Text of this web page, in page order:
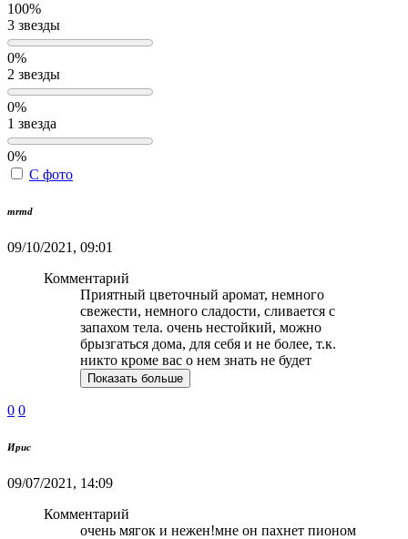
100%
3 звезды
0%
2 звезды
0%
1 звезда
0%
С фото
mrmd
09/10/2021, 09:01
Комментарий
Приятный цветочный аромат, немного
свежести, немного сладости, сливается с
запахом тела. очень нестойкий, можно
брызгаться дома, для себя и не более, т.к.
никто кроме вас о нем знать не будет
Показать больше
0 0
Ирис
09/07/2021, 14:09
Комментарий
очень мягок и нежен!мне он пахнет пионом